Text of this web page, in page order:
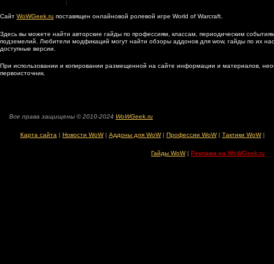
Сайт WoWGeek.ru поставящен онлайновой ролевой игре World of Warcraft.
Здесь вы можете найти авторские гайды по профессиям, классам, периодическим
подземелий. Любители модфикаций могут найти обзоры аддонов для wow, гайды по их
доступные версии.
При использовании и копировании размещенной на сайте информации и материалов,
первоисточник.
Все права защищены © 2010-2024 WoWGeek.ru
Карта сайта | Новости WoW| Аддоны для WoW| Профессии WoW| Тактики WoW|
Гайды WoW| Реклама на WoWGeek.ru